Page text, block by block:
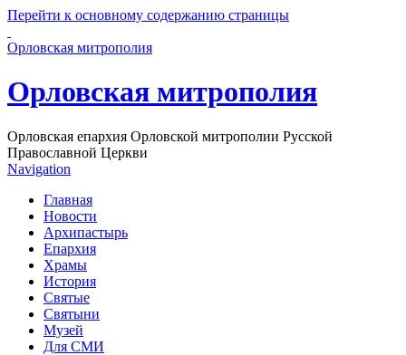
Перейти к основному содержанию страницы
Орловская митрополия
Орловская митрополия
Орловская епархия Орловской митрополии Русской
Православной Церкви
Navigation
Главная
Новости
Архипастырь
Епархия
Храмы
История
Святые
Святыни
Музей
Для СМИ